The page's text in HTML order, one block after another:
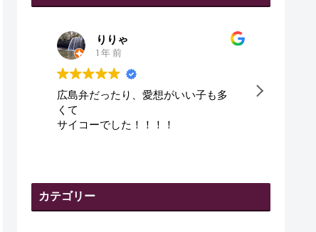
田代幸弘
1 年 前
皆さん、優しくて、良かった😇
カテゴリー